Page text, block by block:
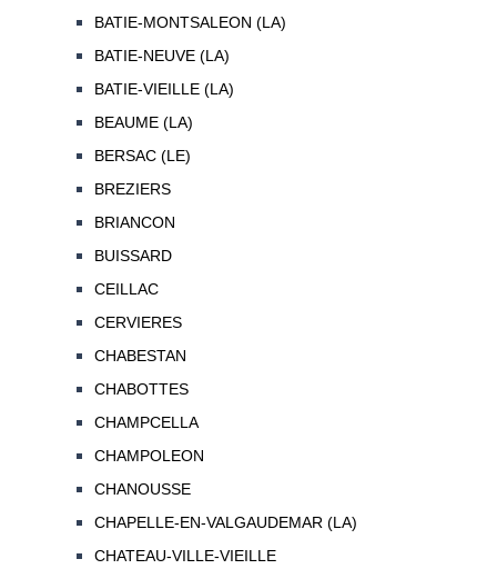
BATIE-MONTSALEON (LA)
BATIE-NEUVE (LA)
BATIE-VIEILLE (LA)
BEAUME (LA)
BERSAC (LE)
BREZIERS
BRIANCON
BUISSARD
CEILLAC
CERVIERES
CHABESTAN
CHABOTTES
CHAMPCELLA
CHAMPOLEON
CHANOUSSE
CHAPELLE-EN-VALGAUDEMAR (LA)
CHATEAU-VILLE-VIEILLE